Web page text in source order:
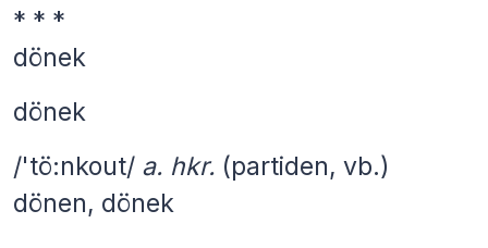
* * *
dönek
dönek
/'tö:nkout/ a. hkr. (partiden, vb.)
dönen, dönek